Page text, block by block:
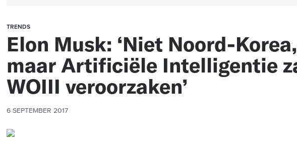
TRENDS
Elon Musk: ‘Niet Noord-Korea,
maar Artificiële Intelligentie
WOIII veroorzaken’
6 SEPTEMBER 2017